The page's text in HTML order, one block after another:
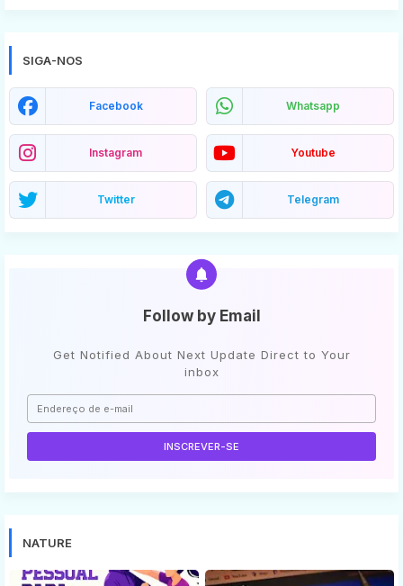
SIGA-NOS
Facebook Whatsapp
Instagram Youtube
Twitter Telegram
Follow by Email
Get Notified About Next Update Direct to Your
inbox
NATURE